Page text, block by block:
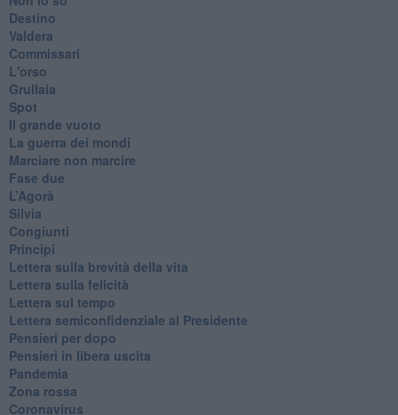
Destino
Valdera
Commissari
L'orso
Grullaia
Spot
​Il grande vuoto
​La guerra dei mondi
Marciare non marcire
Fase due
L’Agorà
Silvia
Congiunti
Principi
​Lettera sulla brevità della vita
​Lettera sulla felicità
​Lettera sul tempo
Lettera semiconfidenziale al Presidente
Pensieri per dopo
​Pensieri in libera uscita
Pandemia
Zona rossa
Coronavirus